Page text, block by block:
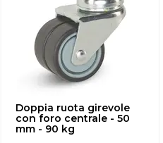
Doppia ruota girevole
con foro centrale - 50
mm - 90 kg